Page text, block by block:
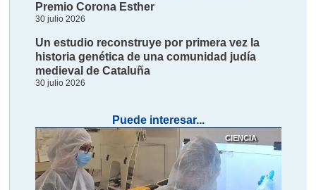
Premio Corona Esther
30 julio 2026
Un estudio reconstruye por primera vez la
historia genética de una comunidad judía
medieval de Cataluña
30 julio 2026
Puede interesar...
CIENCIA